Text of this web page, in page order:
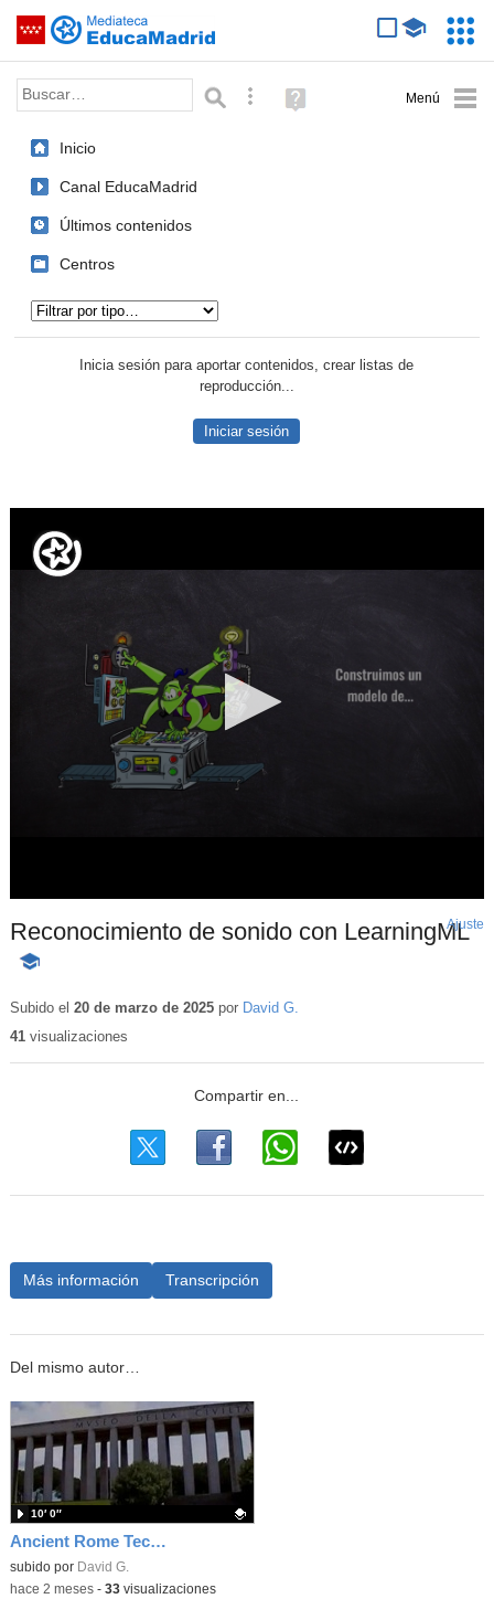
Saltar navegación
Palabra o frase: Búsqueda avanzada
Ayuda
(en
Inicio
Canal EducaMadrid
Últimos contenidos
Centros
Inicia sesión para aportar contenidos, crear listas de
reproducción...
Iniciar sesión
Reconocimiento de sonido con LearningML
-
educativo
Ajuste
Subido el 20 de marzo de 2025por David G.
41visualizaciones
Más información Transcripción
Del mismo autor…
Ancient Rome Technology
Contenido educativo.
subido por David G.
10′ 0″
-hace 2 meses- 33visualizaciones